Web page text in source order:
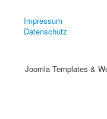
Impressum
Datenschutz
Joomla Templates &